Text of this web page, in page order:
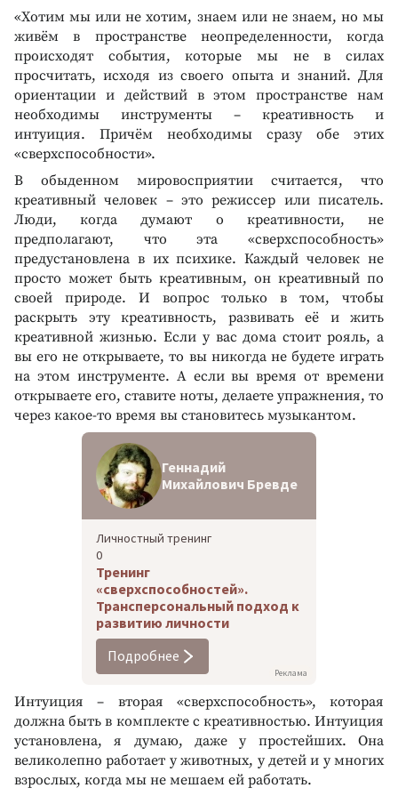
«Хотим мы или не хотим, знаем или не знаем, но мы
живём в пространстве неопределенности, когда
происходят события, которые мы не в силах
просчитать, исходя из своего опыта и знаний. Для
ориентации и действий в этом пространстве нам
необходимы инструменты – креативность и
интуиция. Причём необходимы сразу обе этих
«сверхспособности».
В обыденном мировосприятии считается, что
креативный человек – это режиссер или писатель.
Люди, когда думают о креативности, не
предполагают, что эта «сверхспособность»
предустановлена в их психике. Каждый человек не
просто может быть креативным, он креативный по
своей природе. И вопрос только в том, чтобы
раскрыть эту креативность, развивать её и жить
креативной жизнью. Если у вас дома стоит рояль, а
вы его не открываете, то вы никогда не будете играть
на этом инструменте. А если вы время от времени
открываете его, ставите ноты, делаете упражнения, то
через какое-то время вы становитесь музыкантом.
Реклама
Геннадий
Михайлович Бревде
Личностный тренинг
0
Тренинг
«сверхспособностей».
Трансперсональный подход к
развитию личности
Подробнее
Интуиция – вторая «сверхспособность», которая
должна быть в комплекте с креативностью. Интуиция
установлена, я думаю, даже у простейших. Она
великолепно работает у животных, у детей и у многих
взрослых, когда мы не мешаем ей работать.